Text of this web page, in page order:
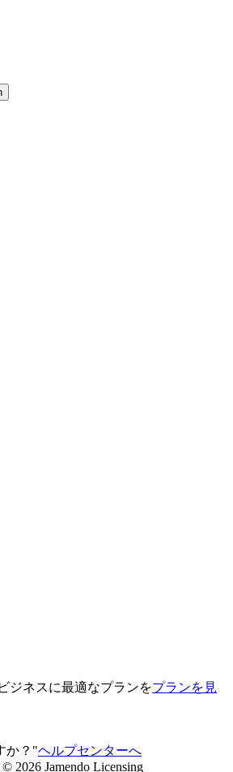
ジネスに最適なプランをプランを見
か？"ヘルプセンターへ
© 2026 Jamendo Licensing